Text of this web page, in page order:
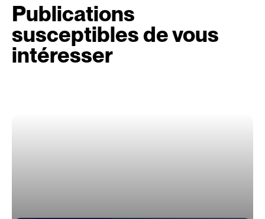
Publications
susceptibles de vous
intéresser